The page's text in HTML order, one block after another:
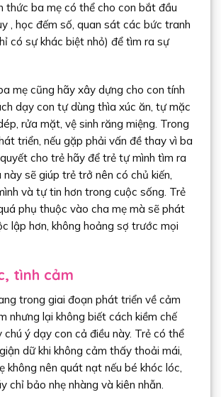
thức ba mẹ có thể cho con bắt đầu
, học đếm số, quan sát các bức tranh
có sự khác biệt nhỏ) để tìm ra sự
mẹ cũng hãy xây dựng cho con tính
dạy con tự dùng thìa xúc ăn, tự mặc
rửa mặt, vệ sinh răng miệng. Trong
triển, nếu gặp phải vấn đề thay vì ba
cho trẻ hãy để trẻ tự mình tìm ra
sẽ giúp trẻ trở nên có chủ kiến,
và tự tin hơn trong cuộc sống. Trẻ
phụ thuộc vào cha mẹ mà sẽ phát
lập hơn, không hoảng sợ trước mọi
tình cảm
trong giai đoạn phát triển về cảm
nhưng lại không biết cách kiềm chế
chú ý dạy con cả điều này. Trẻ có thể
dữ khi không cảm thấy thoải mái,
không nên quát nạt nếu bé khóc lóc,
chỉ bảo nhẹ nhàng và kiên nhẫn.